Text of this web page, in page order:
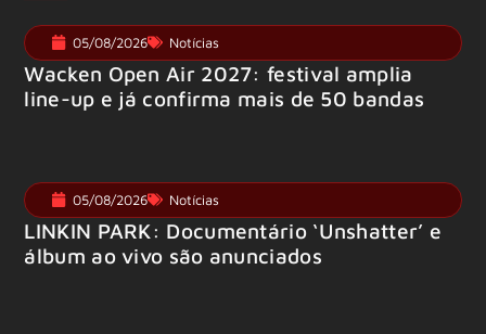
05/08/2026 Notícias
Wacken Open Air 2027: festival amplia
line-up e já confirma mais de 50 bandas
05/08/2026 Notícias
LINKIN PARK: Documentário ‘Unshatter’ e
álbum ao vivo são anunciados